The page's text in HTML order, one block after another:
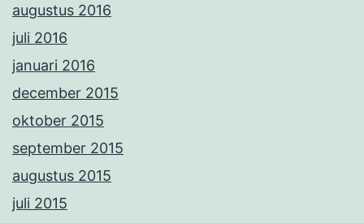
augustus 2016
juli 2016
januari 2016
december 2015
oktober 2015
september 2015
augustus 2015
juli 2015